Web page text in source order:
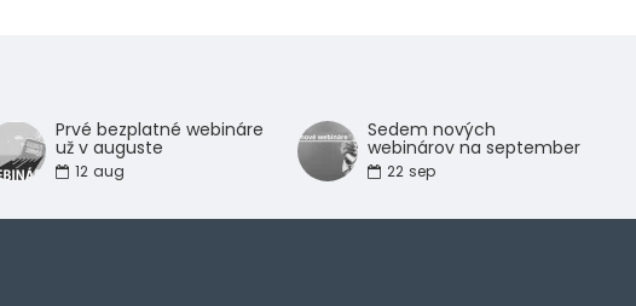
Prvé bezplatné webináre
už v auguste
12 aug
Sedem nových
webinárov na september
22 sep